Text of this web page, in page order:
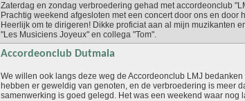
Zaterdag en zondag verbroedering gehad met accordeonclub
Prachtig weekend afgesloten met een concert door ons en door
Heerlijk om te dirigeren! Dikke proficiat aan al mijn muzikanten
"Les Musiciens Joyeux" en collega "Tom".
Accordeonclub Dutmala
We willen ook langs deze weg de Accordeonclub LMJ
hebben er geweldig van genoten, en de verbroedering is meer
samenwerking is goed gelegd. Het was een weekend waar nog